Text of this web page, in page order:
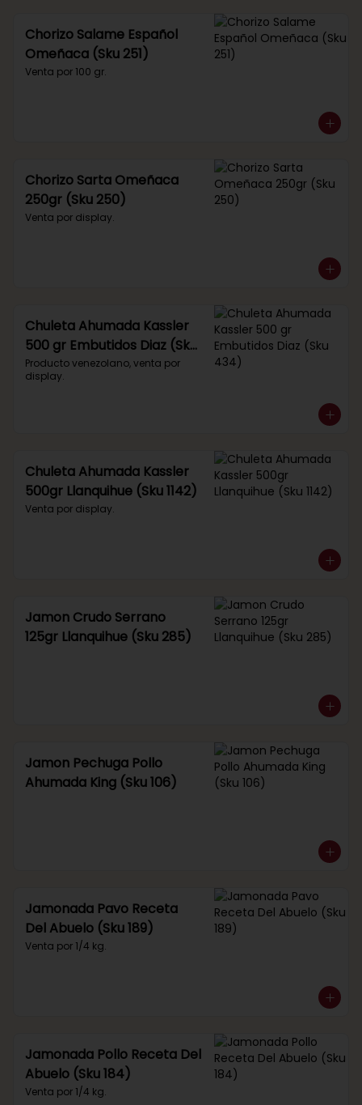
Chorizo Salame Español
Omeñaca (Sku 251)
Venta por 100 gr.
Chorizo Sarta Omeñaca
250gr (Sku 250)
Venta por display.
Chuleta Ahumada Kassler
500 gr Embutidos Diaz (Sku
434)
Producto venezolano, venta por
display.
Chuleta Ahumada Kassler
500gr Llanquihue (Sku 1142)
Venta por display.
Jamon Crudo Serrano
125gr Llanquihue (Sku 285)
Jamon Pechuga Pollo
Ahumada King (Sku 106)
Jamonada Pavo Receta
Del Abuelo (Sku 189)
Venta por 1/4 kg.
Jamonada Pollo Receta Del
Abuelo (Sku 184)
Venta por 1/4 kg.